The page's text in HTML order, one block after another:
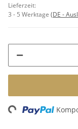
Lieferzeit:
3 - 5 Werktage (DE -